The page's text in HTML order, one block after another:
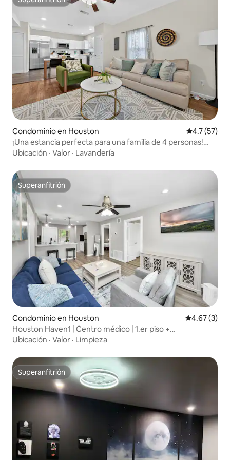
Superanfitrión
Condominio en Houston Calificación
4.7 (57)
¡Una estancia perfecta para una familia de 4 personas!
Ubicación privilegiada
Ubicación · Valor · Lavandería
Superanfitrión
Superanfitrión
Condominio en Houston Calificación
4.67 (3)
Houston Haven1 | Centro médico | 1.er piso +
estacionamiento
Ubicación · Valor · Limpieza
Superanfitrión
Superanfitrión